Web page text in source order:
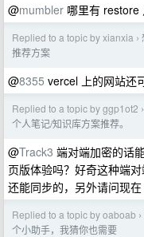
@mumbler 哪里有 restore
Replied to a topic by xianxia ›
推荐方案
@8355 vercel 上的网站还
Replied to a topic by ggp1ot2 ›
个人笔记/知识库方案推荐。
@Track3 端对端加密的话
页版体验吗？好奇这种端
还能同步的，另外请问现
Replied to a topic by oaboab ›
个小助手，我猜你也需要